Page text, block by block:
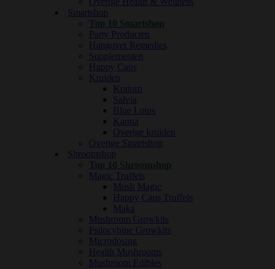
Smartshop
Top 10 Smartshop
Party Producten
Hangover Remedies
Supplementen
Happy Caps
Kruiden
Kratom
Salvia
Blue Lotus
Kanna
Overige kruiden
Overige Smartshop
Shroomshop
Top 10 Shroomshop
Magic Truffels
Mush Magic
Happy Caps Truffels
Maka
Mushroom Growkits
Psilocybine Growkits
Microdosing
Health Mushrooms
Mushroom Edibles